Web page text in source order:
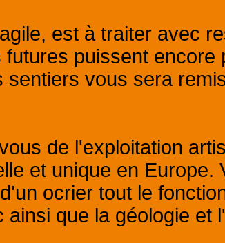
est à traiter avec
futures puissent encore
sentiers vous sera
de l'exploitation
et unique en Europe.
ocrier tout le
ainsi que la géologie et